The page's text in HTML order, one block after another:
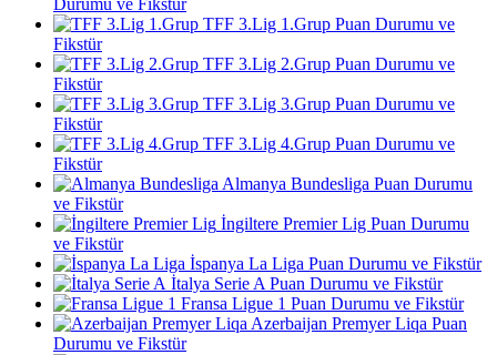
TFF 3.Lig 1.Grup Puan Durumu ve
Fikstür
TFF 3.Lig 2.Grup Puan Durumu ve
Fikstür
TFF 3.Lig 3.Grup Puan Durumu ve
Fikstür
TFF 3.Lig 4.Grup Puan Durumu ve
Fikstür
Almanya Bundesliga Puan Durumu
ve Fikstür
İngiltere Premier Lig Puan Durumu
ve Fikstür
İspanya La Liga Puan Durumu ve Fikstür
İtalya Serie A Puan Durumu ve Fikstür
Fransa Ligue 1 Puan Durumu ve Fikstür
Azerbaijan Premyer Liqa Puan
Durumu ve Fikstür